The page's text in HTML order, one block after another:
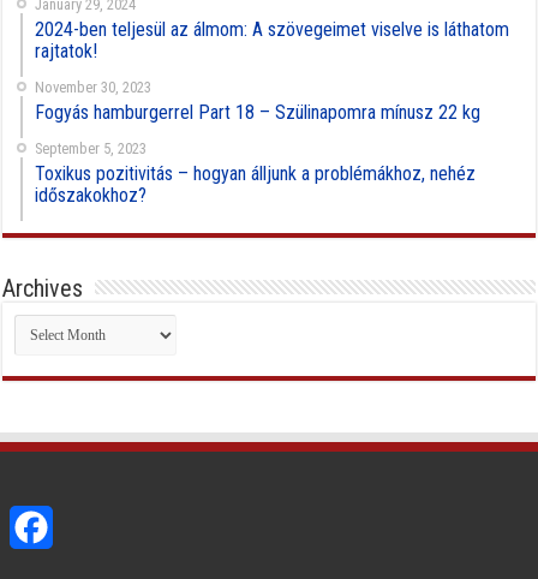
January 29, 2024
2024-ben teljesül az álmom: A szövegeimet viselve is láthatom
rajtatok!
November 30, 2023
Fogyás hamburgerrel Part 18 – Szülinapomra mínusz 22 kg
September 5, 2023
Toxikus pozitivitás – hogyan álljunk a problémákhoz, nehéz
időszakokhoz?
Archives
Archives